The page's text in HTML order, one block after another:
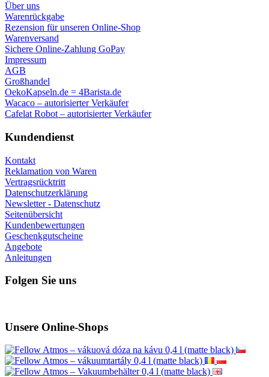
Über uns
Warenrückgabe
Rezension für unseren Online-Shop
Warenversand
Sichere Online-Zahlung GoPay
Impressum
AGB
Großhandel
OekoKapseln.de = 4Barista.de
Wacaco – autorisierter Verkäufer
Cafelat Robot – autorisierter Verkäufer
Kundendienst
Kontakt
Reklamation von Waren
Vertragsrücktritt
Datenschutzerklärung
Newsletter - Datenschutz
Seitenübersicht
Kundenbewertungen
Geschenkgutscheine
Angebote
Anleitungen
Folgen Sie uns
Unsere Online-Shops